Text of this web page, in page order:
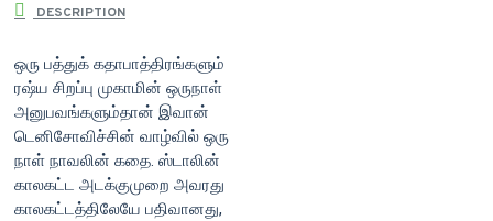
DESCRIPTION
ஒரு பத்துக் கதாபாத்திரங்களும்
ரஷ்ய சிறப்பு முகாமின் ஒருநாள்
அனுபவங்களும்தான் இவான்
டெனிசோவிச்சின் வாழ்வில் ஒரு
நாள் நாவலின் கதை. ஸ்டாலின்
காலகட்ட அடக்குமுறை அவரது
காலகட்டத்திலேயே பதிவானது,